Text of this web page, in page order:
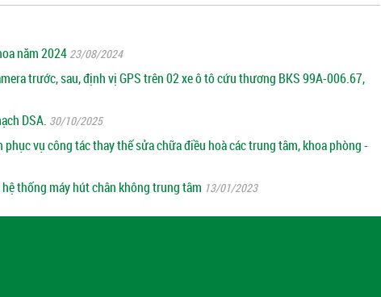
năm 2024 23/08/2024
trước, sau, định vị GPS trên 02 xe ô tô cứu thương BKS 99A-006.67,
DSA. 30/10/2025
vụ công tác thay thế sửa chữa điều hoà các trung tâm, khoa phòng -
thống máy hút chân không trung tâm 13/01/2023